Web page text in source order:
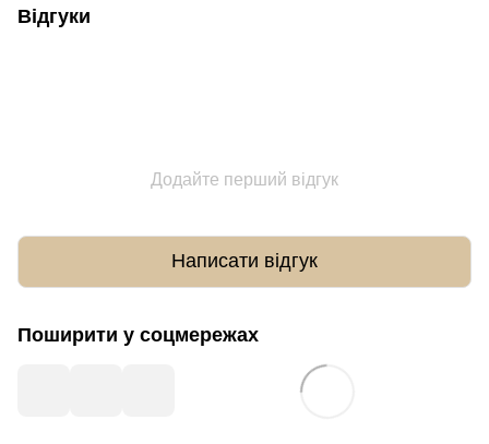
Відгуки
Додайте перший відгук
Написати відгук
Поширити у соцмережах